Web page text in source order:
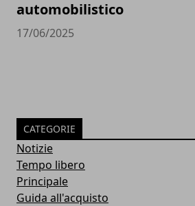
automobilistico
17/06/2025
CATEGORIE
Notizie
Tempo libero
Principale
Guida all'acquisto